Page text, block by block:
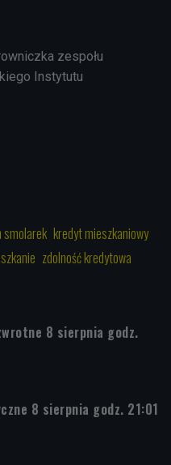
zespołu
Instytutu
smolarek kredyt mieszkaniowy
zdolność kredytowa
8 sierpnia godz.
8 sierpnia godz. 21:01